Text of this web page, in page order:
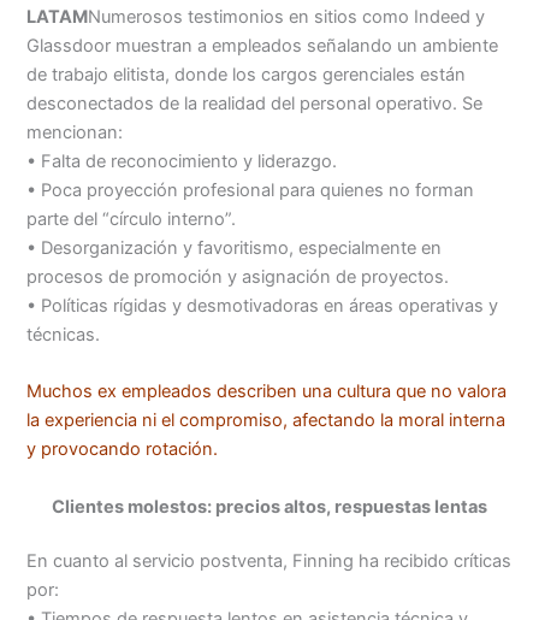
LATAMNumerosos testimonios en sitios como Indeed y
Glassdoor muestran a empleados señalando un ambiente
de trabajo elitista, donde los cargos gerenciales están
desconectados de la realidad del personal operativo. Se
mencionan:
• Falta de reconocimiento y liderazgo.
• Poca proyección profesional para quienes no forman
parte del “círculo interno”.
• Desorganización y favoritismo, especialmente en
procesos de promoción y asignación de proyectos.
• Políticas rígidas y desmotivadoras en áreas operativas y
técnicas.
Muchos ex empleados describen una cultura que no valora
la experiencia ni el compromiso, afectando la moral interna
y provocando rotación.
Clientes molestos: precios altos, respuestas lentas
En cuanto al servicio postventa, Finning ha recibido críticas
por: